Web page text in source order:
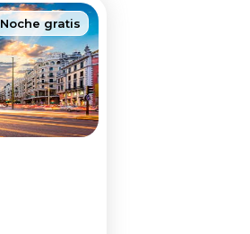
Noche gratis